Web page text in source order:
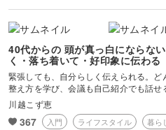
40代からの 頭が真っ白にならな
く・落ち着いて・好印象に伝わる
緊張しても、自分らしく伝えられる。
整え方を学び、会議も自己紹介でも話せ
川越こず恵
367 入門 ライフスタイル 暮ら